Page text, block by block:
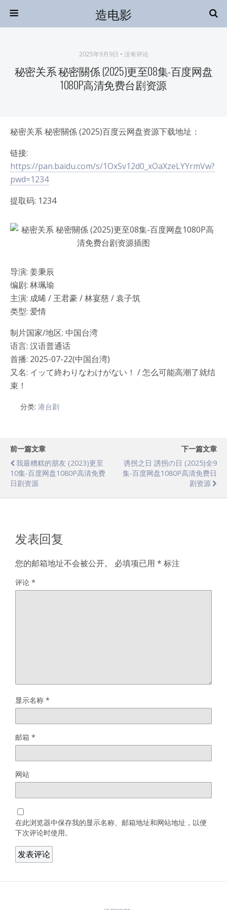
造电影
2025年9月9日 • 没有评论
秘密关系 秘密關係 (2025)更至08集-百度网盘
1080P高清免费台剧资源
秘密关系 秘密關係 (2025)百度云网盘资源下载地址：
链接:
https://pan.baidu.com/s/1OxSv12d0_xOaXzeLYYrmVw?
pwd=1234
提取码: 1234
导演: 姜秉辰
编剧: 林珮瑜
主演: 成晞 / 王君豪 / 林宴慈 / 袁子筑
类型: 爱情
制片国家/地区: 中国台湾
语言: 汉语普通话
首播: 2025-07-22(中国台湾)
又名: イッて終わりなわけがない！ / 怎么可能高潮了就结
束！
分类: 港台剧
前一篇文章
我最糟糕的朋友 (2023)更至
10集-百度网盘1080P高清免费
日剧资源
下一篇文章
诱拐之日 誘拐の日 (2025)全9
集-百度网盘1080P高清免费日
剧资源
发表回复
您的邮箱地址不会被公开。 必填项已用 * 标注
评论 *
显示名称 *
邮箱 *
网站
在此浏览器中保存我的显示名称、邮箱地址和网站地址，以便
下次评论时使用。